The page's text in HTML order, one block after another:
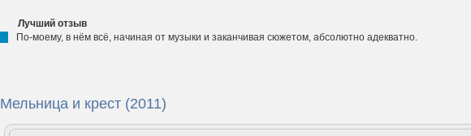
Лучший отзыв
По-моему, в нём всё, начиная от музыки и заканчивая сюжетом, абсолютно адекватно.
Мельница и крест (2011)